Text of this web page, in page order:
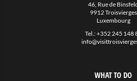
46, Rue de
9912 Troisvierges
Luxembourg
Tel.:+352 245 148
WHAT TO DO